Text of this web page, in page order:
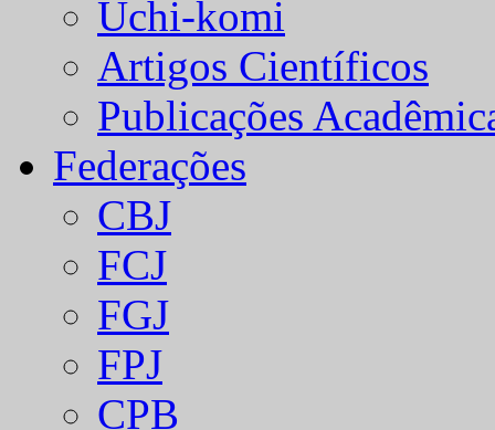
Uchi-komi
Artigos Científicos
Publicações
Federações
CBJ
FCJ
FGJ
FPJ
CPB